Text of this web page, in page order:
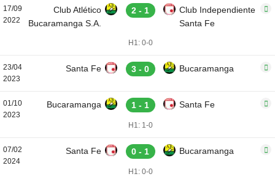
17/09
2022
Club Atlético
Bucaramanga S.A.
2 - 1
Club Independiente
Santa Fe
H1: 0-0
23/04
2023
Santa Fe 3 - 0 Bucaramanga
01/10
2023
Bucaramanga 1 - 1 Santa Fe
H1: 1-0
07/02
2024
Santa Fe 0 - 1 Bucaramanga
H1: 0-0